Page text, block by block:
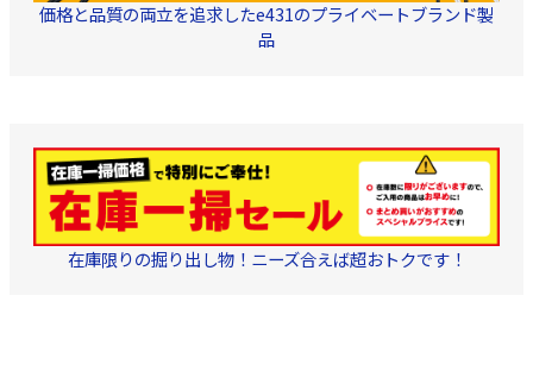
価格と品質の両立を追求したe431のプライベートブランド製
品
在庫限りの掘り出し物！ニーズ合えば超おトクです！